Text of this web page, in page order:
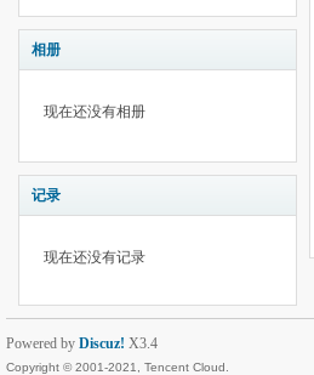
相册
现在还没有相册
记录
现在还没有记录
Powered by Discuz! X3.4
Copyright © 2001-2021, Tencent Cloud.